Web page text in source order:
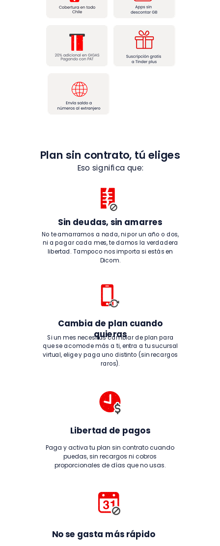
Plan sin contrato, tú eliges
Eso significa que:
Sin deudas, sin amarres
Cambia de plan cuando
quieras
Libertad de pagos
No se gasta más rápido
No te amarramos a nada, ni por un año o dos,
ni a pagar cada mes, te damos la verdadera
libertad. Tampoco nos importa si estás en
Dicom.
Si un mes necesitas cambiar de plan para
que se acomode más a ti, entra a tu sucursal
virtual, elige y paga uno distinto (sin recargos
raros).
Paga y activa tu plan sin contrato cuando
puedas, sin recargos ni cobros
proporcionales de días que no usas.